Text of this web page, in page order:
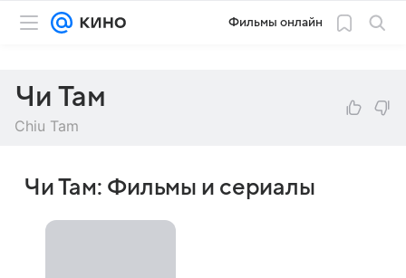
Фильмы онлайн
Чи Там
Chiu Tam
Чи Там: Фильмы и сериалы